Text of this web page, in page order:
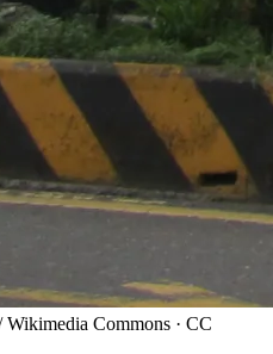
Commons · CC